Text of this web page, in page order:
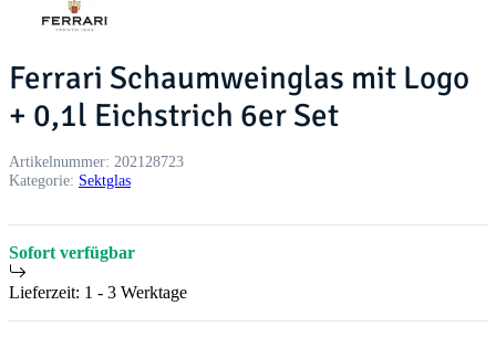
Ferrari Schaumweinglas mit Logo
+ 0,1l Eichstrich 6er Set
Artikelnummer: 202128723
Kategorie: Sektglas
Sofort verfügbar
Lieferzeit: 1 - 3 Werktage